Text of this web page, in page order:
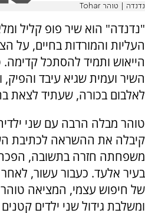
נדנדה | טוהר Tohar
"נדנדה" הוא שיר פופ קליל
העליות והמורדות בחיים, על
הייאוש ותמיד להסתכל
השיר ועמית שגיא עיבד
לאלבום בכורה, שעתיד לצאת
טוהר מבלה הרבה עם שני
קיבלה את ההשראה לכתיבת
משפחתה חזרה בתשובה,
בעיר אלעד. כעבור עשור,
של חיפוש עצמי, המציאה
ומשלבת גידול שני ילדים קטנים